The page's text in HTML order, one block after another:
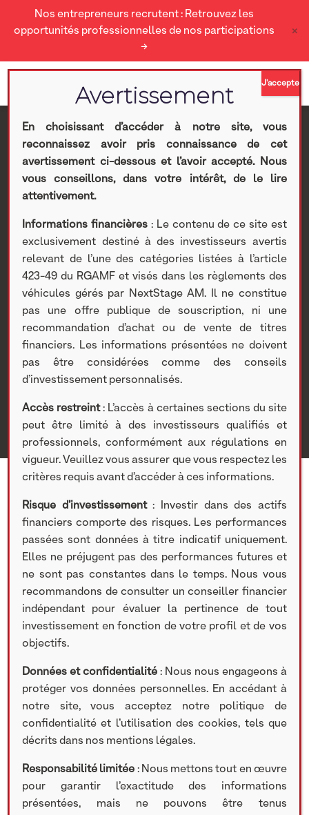
Nos entrepreneurs recrutent : Retrouvez les
opportunités professionnelles de nos participations
→
×
Fillon Technologies :
Index de l’égalité
professionnelle entre
les femmes et les
hommes.
Nextstage AM>Actualités Nextstage AM>Nos
participations
>Investissements non cotés> Actualités
Fillon Technologies : Index de l’égalité professionnelle
1 MARS 2021
Retrouvez cette actualité sur :
https://www.fillontech.com/fr/index-de-legalite-
professionnelle-entre-les-femmes-et-les-
hommes/
Partager cet article
Rechercher
En choisissant d’accéder à notre site, vous
reconnaissez avoir pris connaissance de cet
avertissement ci-dessous et l’avoir accepté. Nous
vous conseillons, dans votre intérêt, de le lire
attentivement.
Informations financières : Le contenu de ce site est
exclusivement destiné à des investisseurs avertis
relevant de l’une des catégories listées à l’article
423-49 du RGAMF et visés dans les règlements des
véhicules gérés par NextStage AM. Il ne constitue
pas une offre publique de souscription, ni une
recommandation d’achat ou de vente de titres
financiers. Les informations présentées ne doivent
pas être considérées comme des conseils
d’investissement personnalisés.
Accès restreint: L’accès à certaines sections du site
peut être limité à des investisseurs qualifiés et
professionnels, conformément aux régulations en
vigueur. Veuillez vous assurer que vous respectez les
critères requis avant d’accéder à ces informations.
Risque d’investissement: Investir dans des actifs
financiers comporte des risques. Les performances
passées sont données à titre indicatif uniquement.
Elles ne préjugent pas des performances futures et
ne sont pas constantes dans le temps. Nous vous
recommandons de consulter un conseiller financier
indépendant pour évaluer la pertinence de tout
investissement en fonction de votre profil et de vos
objectifs.
Données et confidentialité : Nous nous engageons à
protéger vos données personnelles. En accédant à
notre site, vous acceptez notre politique de
confidentialité et l’utilisation des cookies, tels que
décrits dans nos mentions légales.
Responsabilité limitée : Nous mettons tout en œuvre
pour garantir l’exactitude des informations
présentées, mais ne pouvons être tenus